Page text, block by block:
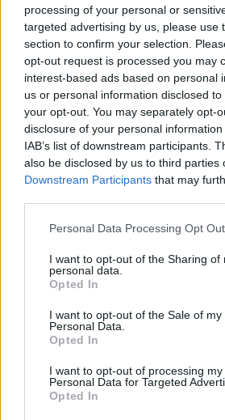
processing of your personal or
targeted advertising by us, please use
section to confirm your selection.
opt-out request is processed you may
interest-based ads based on personal
us or personal information disclosed
your opt-out. You may separately opt-
disclosure of your personal
IAB’s list of downstream participants.
also be disclosed by us to third parties
Downstream Participants that may
Personal Data Processing Opt
I want to opt-out of the Sharing of
personal data.
Opted In
I want to opt-out of the Sale of my
Personal Data.
Opted In
I want to opt-out of processing my
Personal Data for Targeted
Opted In
Liebe(r) Forum-Leser/in,
wenn Du in diesem Forum aktiv
Gesprächen teilnehmen oder
starten möchtest, musst Du Dich
im Spiel einloggen. Falls Du noch
Spielaccount besitzt, bitte
Wir freuen uns auf Deinen
unserem Forum!„Zum Spiel“
Kommandant des Forums, weiblich,
Anicar
Moppwurz
Beiträge: 1.038 Zustimmungen: 10.106
Less